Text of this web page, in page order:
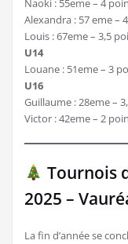
Naoki : 55eme – 4
Alexandra : 57 eme –
Louis : 67eme – 3,5
U14
Louane : 51eme – 3
U16
Guillaume : 28eme –
Victor : 42eme – 2
Tournois
2025 –
La fin d’année se